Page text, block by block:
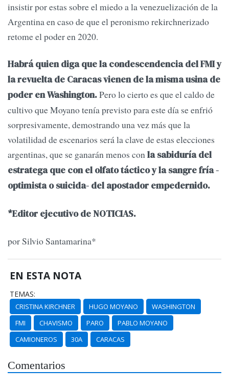
insistir por estas sobre el miedo a la venezuelización de la
Argentina en caso de que el peronismo rekirchnerizado
retome el poder en 2020.
Habrá quien diga que la condescendencia del FMI y
la revuelta de Caracas vienen de la misma usina de
poder en Washington.Pero lo cierto es que el caldo de
cultivo que Moyano tenía previsto para este día se enfrió
sorpresivamente, demostrando una vez más que la
volatilidad de escenarios será la clave de estas elecciones
argentinas, que se ganarán menos conla sabiduría del
estratega que con el olfato táctico y la sangre fría -
optimista o suicida- del apostador empedernido.
*Editor ejecutivo de NOTICIAS.
por Silvio Santamarina*
EN ESTA NOTA
TEMAS:
CRISTINA KIRCHNER HUGO MOYANO
WASHINGTON
FMI
CHAVISMO PARO
PABLO MOYANO
CAMIONEROS
30A CARACAS
Comentarios